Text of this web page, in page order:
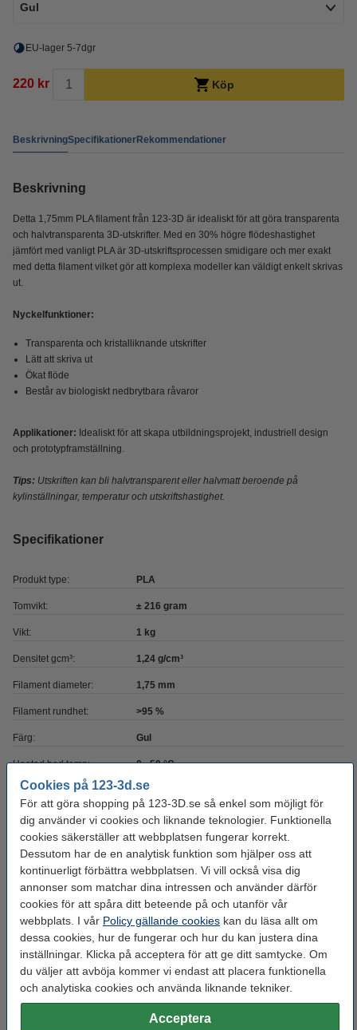
Cookies på 123-3d.se
För att göra shopping på 123-3D.se så enkel som möjligt för
dig använder vi cookies och liknande teknologier. Funktionella
cookies säkerställer att webbplatsen fungerar korrekt.
Dessutom har de en analytisk funktion som hjälper oss att
kontinuerligt förbättra webbplatsen. Vi vill också visa dig
annonser som matchar dina intressen och använder därför
cookies för att spåra ditt beteende på och utanför vår
webbplats. I vår Policy gällande cookies kan du läsa allt om
dessa cookies, hur de fungerar och hur du kan justera dina
inställningar. Klicka på acceptera för att ge ditt samtycke. Om
du väljer att avböja kommer vi endast att placera funktionella
och analytiska cookies och använda liknande tekniker.
Acceptera
Gul
EU-lager 5-7dgr
220 kr Köp
BeskrivningSpecifikationerRekommendationer
Beskrivning
Detta 1,75mm PLA filament från 123-3D är idealiskt för att göra transparenta
och halvtransparenta 3D-utskrifter. Med en 30% högre flödeshastighet
jämfört med vanligt PLA är 3D-utskriftsprocessen smidigare och mer exakt
med detta filament vilket gör att komplexa modeller kan väldigt enkelt skrivas
ut.
Nyckelfunktioner:
Transparenta och kristalliknande utskrifter
Lätt att skriva ut
Ökat flöde
Består av biologiskt nedbrytbara råvaror
Applikationer: Idealiskt för att skapa utbildningsprojekt, industriell design
och prototypframställning.
Tips: Utskriften kan bli halvtransparent eller halvmatt beroende på
kylinställningar, temperatur och utskriftshastighet.
Specifikationer
Produkt type: PLA
Tomvikt: ± 216 gram
Vikt: 1 kg
Densitet gcm³: 1,24 g/cm³
Filament diameter: 1,75 mm
Filament rundhet: >95 %
Färg: Gul
Heated bed temp: 0 - 50 °C
Material: PLA Transparent
Max avvikelse: ± 0,05 mm
Nozzle
temperaturområde:
190 - 220 °C
Spolens bredd: 6,8 cm
Spolens inre diameter:
Spolens ytterdiameter: Ø 20,0 cm
Varumärke:
Produktkod: DHM00080